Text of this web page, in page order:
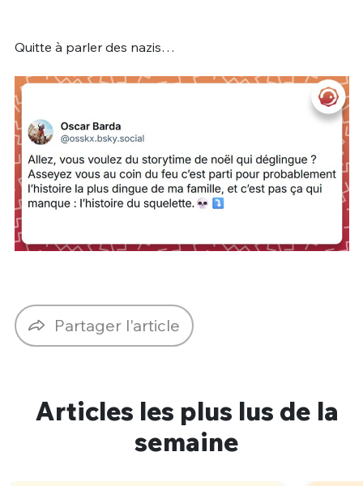
Quitte à parler des nazis…
Partager l'article
Articles les plus lus de la
semaine